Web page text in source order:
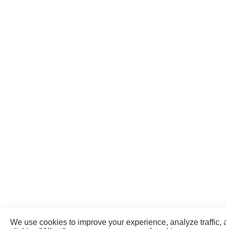
We use cookies to improve your experience, analyze traffic,